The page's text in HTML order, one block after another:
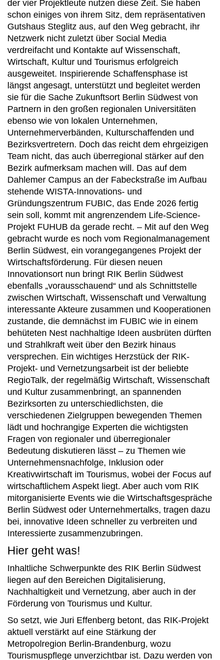
der vier Projektleute nutzen diese Zeit. Sie haben
schon einiges von ihrem Sitz, dem repräsentativen
Gutshaus Steglitz aus, auf den Weg gebracht, ihr
Netzwerk nicht zuletzt über Social Media
verdreifacht und Kontakte auf Wissenschaft,
Wirtschaft, Kultur und Tourismus erfolgreich
ausgeweitet. Inspirierende Schaffensphase ist
längst angesagt, unterstützt und begleitet werden
sie für die Sache Zukunftsort Berlin Südwest von
Partnern in den großen regionalen Universitäten
ebenso wie von lokalen Unternehmen,
Unternehmerverbänden, Kulturschaffenden und
Bezirksvertretern. Doch das reicht dem ehrgeizigen
Team nicht, das auch überregional stärker auf den
Bezirk aufmerksam machen will. Das auf dem
Dahlemer Campus an der Fabeckstraße im Aufbau
stehende WISTA-Innovations- und
Gründungszentrum FUBIC, das Ende 2026 fertig
sein soll, kommt mit angrenzendem Life-Science-
Projekt FUHUB da gerade recht. – Mit auf den Weg
gebracht wurde es noch vom Regionalmanagement
Berlin Südwest, ein vorangegangenes Projekt der
Wirtschaftsförderung. Für diesen neuen
Innovationsort nun bringt RIK Berlin Südwest
ebenfalls „vorausschauend“ und als Schnittstelle
zwischen Wirtschaft, Wissenschaft und Verwaltung
interessante Akteure zusammen und Kooperationen
zustande, die demnächst im FUBIC wie in einem
behüteten Nest nachhaltige Ideen ausbrüten dürften
und Strahlkraft weit über den Bezirk hinaus
versprechen. Ein wichtiges Herzstück der RIK-
Projekt- und Vernetzungsarbeit ist der beliebte
RegioTalk, der regelmäßig Wirtschaft, Wissenschaft
und Kultur zusammenbringt, an spannenden
Bezirksorten zu unterschiedlichsten, die
verschiedenen Zielgruppen bewegenden Themen
lädt und hochrangige Experten die wichtigsten
Fragen von regionaler und überregionaler
Bedeutung diskutieren lässt – zu Themen wie
Unternehmensnachfolge, Inklusion oder
Kreativwirtschaft im Tourismus, wobei der Focus auf
wirtschaftlichem Aspekt liegt. Aber auch vom RIK
mitorganisierte Events wie die Wirtschaftsgespräche
Berlin Südwest oder Unternehmertalks, tragen dazu
bei, innovative Ideen schneller zu verbreiten und
Interessierte zusammenzubringen.
Hier geht was!
Inhaltliche Schwerpunkte des RIK Berlin Südwest
liegen auf den Bereichen Digitalisierung,
Nachhaltigkeit und Vernetzung, aber auch in der
Förderung von Tourismus und Kultur.
So setzt, wie Juri Effenberg betont, das RIK-Projekt
aktuell verstärkt auf eine Stärkung der
Metropolregion Berlin-Brandenburg, wozu
Tourismuspflege unverzichtbar ist. Dazu werden von